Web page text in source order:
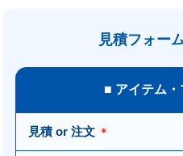
見積フォー
■ アイテム
見積 or 注文 ＊